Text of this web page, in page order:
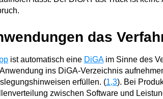
das
ist automatisch eine DiGAim Sinne des
ins DiGA-Verzeichnis
erfüllen. (1,3). Bei
zwischen Software und